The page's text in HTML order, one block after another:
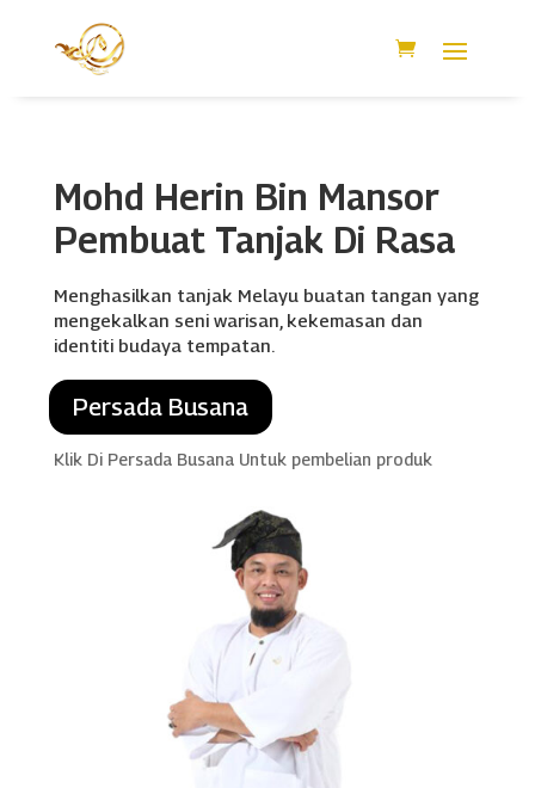
Mohd Herin Bin Mansor
Pembuat Tanjak Di Rasa
Menghasilkan tanjak Melayu buatan tangan yang
mengekalkan seni warisan, kekemasan dan
identiti budaya tempatan.
Persada Busana
Klik Di Persada Busana Untuk pembelian produk